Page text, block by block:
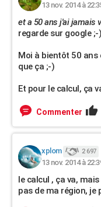
13 nov. 2014 à
et a 50 ans j'ai jamais
regarde sur google ;-)
Moi à bientôt 50 ans
que ça ;-)
Et pour le calcul, ça
Commenter
xplom 2 697
13 nov. 2014 à
le calcul , ça va,
pas de ma région, je